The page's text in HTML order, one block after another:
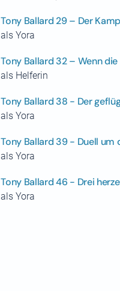
Tony Ballard 29 – Der
als Yora
Tony Ballard 32 – Wenn
als Helferin
Tony Ballard 38 - Der
als Yora
Tony Ballard 39 - Duell um
als Yora
Tony Ballard 46 - Drei
als Yora